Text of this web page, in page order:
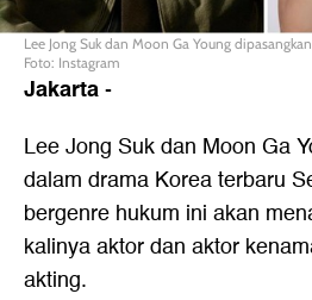
Lee Jong Suk dan Moon Ga Young
Foto: Instagram
Jakarta-
Lee Jong Suk dan Moon Ga
dalam drama Korea terbaru
bergenre hukum ini akan
kalinya aktor dan aktor
akting.